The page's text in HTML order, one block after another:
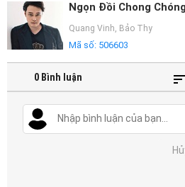
Ngọn Đồi Chong Chóng
Quang Vinh, Bảo Thy
Mã số: 506603
0 Bình luận